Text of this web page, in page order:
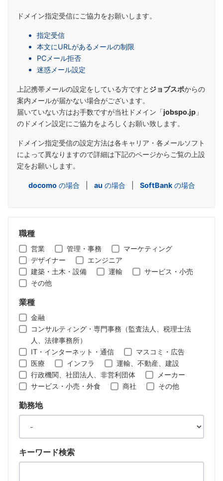
ドメイン指定受信にご協力をお願いします。
指定受信
本文にURLがあるメールの制限
PCメール拒否
迷惑メール設定
上記携帯メールの設定をしている方ですと ジョブスポからの
案内メールが届かない場合がございます。
届いていない方はお手数ですが当社ドメイン「jobspo.jp 」
のドメイン設定にご協力をよろしくお願い致します。
ドメイン指定受信の設定方法は各キャリア・各メールソフト
によって異なりますので詳細は下記のページからご覧の上設
定をお願いします。
docomoの場合 au の場合 SoftBankの場合
職種
営業 管理・事務
マーケティング
デザイナー
エンジニア
建築・土木・設備
運輸
サービス・小売
その他
業種
金融
コンサルティング・専門事務（監査法人、税理士法
人、法律事務所）
IT・インターネット・通信
マスコミ・広告
医療
インフラ
運輸、不動産、建設
行政機関、社団法人、非営利団体
メーカー
サービス・小売・外食
商社 その他
勤務地
キーワード検索